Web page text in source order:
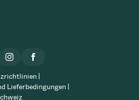
|
Lieferbedingungen |